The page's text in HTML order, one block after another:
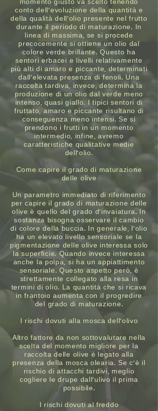
momento giusto va scelto tenendo
conto dell’evoluzione della quantità e
della qualità dell’olio presente nel frutto
durante il periodo di maturazione. In
linea di massima, se si procede
precocemente si ottiene un olio dal
colore verde brillante. Questo ha
sentori erbacei e livelli relativamente
più alti di amaro e piccante, determinati
dall’elevata presenza di fenoli. Una
raccolta tardiva, invece, determina la
produzione di un olio dal verde meno
intenso, quasi giallo. I tipici sentori di
fruttato, amaro e piccante risultano di
conseguenza meno intensi. Se si
prendono i frutti in un momento
intermedio, infine, avremo
caratteristiche qualitative medie
dell’olio.
Come capire il grado di maturazione
delle olive
Un parametro immediato di riferimento
per capire il grado di maturazione delle
olive è quello del grado d’invaiatura. In
sostanza bisogna osservare il cambio
di colore della buccia. In generale, l’olio
ha un elevato livello sensoriale se la
pigmentazione delle olive interessa solo
la superficie. Quando invece interessa
anche la polpa, si ha un appiattimento
sensoriale. Questo aspetto però, è
strettamente collegato alla resa in
termini di olio. La quantità che si ricava
in frantoio aumenta con il progredire
del grado di maturazione.
I rischi dovuti alla mosca dell’olivo
Altro fattore da non sottovalutare nella
scelta del momento migliore per la
raccolta delle olive è legato alla
presenza della mosca olearia. Se c’è il
rischio di attacchi tardivi, meglio
cogliere le drupe dall’ulivo il prima
possibile.
I rischi dovuti al freddo